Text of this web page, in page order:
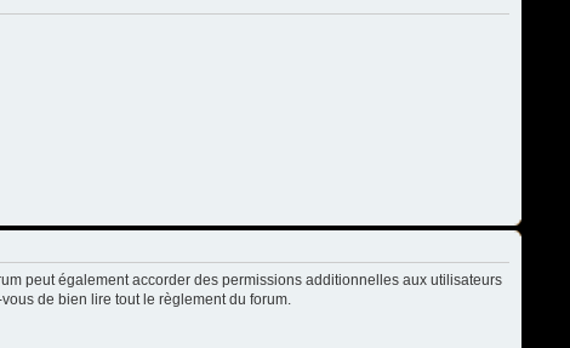
peut également accorder des permissions additionnelles aux utilisateurs
de bien lire tout le règlement du forum.